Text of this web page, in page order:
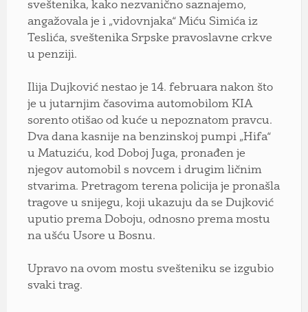
sveštenika, kako nezvanično saznajemo,
angažovala je i „vidovnjaka“ Miću Simića iz
Teslića, sveštenika Srpske pravoslavne crkve
u penziji.
Ilija Dujković nestao je 14. februara nakon što
je u jutarnjim časovima automobilom KIA
sorento otišao od kuće u nepoznatom pravcu.
Dva dana kasnije na benzinskoj pumpi „Hifa“
u Matuziću, kod Doboj Juga, pronađen je
njegov automobil s novcem i drugim ličnim
stvarima. Pretragom terena policija je pronašla
tragove u snijegu, koji ukazuju da se Dujković
uputio prema Doboju, odnosno prema mostu
na ušću Usore u Bosnu.
Upravo na ovom mostu svešteniku se izgubio
svaki trag.